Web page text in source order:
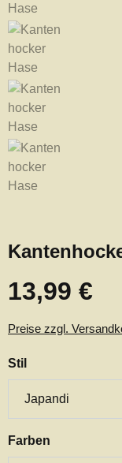
Regulärer Preis:
13,99 €
Preise zzgl.
Stilauswählen
Farben